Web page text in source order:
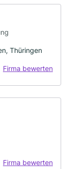
Thüringen
Firma bewerten
Firma bewerten